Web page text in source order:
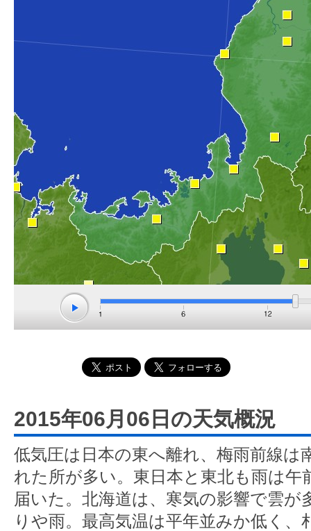
2015年06月06日の天気概況
低気圧は日本の東へ離れ、梅雨前線は
れた所が多い。東日本と東北も雨は午
届いた。北海道は、寒気の影響で雲が
りや雨。最高気温は平年並みか低く、